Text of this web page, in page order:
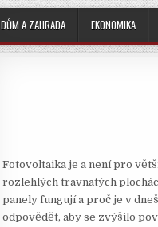
DŮM A ZAHRADA EKONOMIKA
Fotovoltaika je a není pro
rozlehlých travnatých
panely fungují a proč je v
odpovědět, aby se zvýšilo